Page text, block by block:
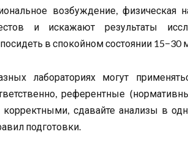
возбуждение,
и искажают результаты
в спокойном состоянии 15−30
лабораториях могут
референтные
корректными, сдавайте анализы в
подготовки.